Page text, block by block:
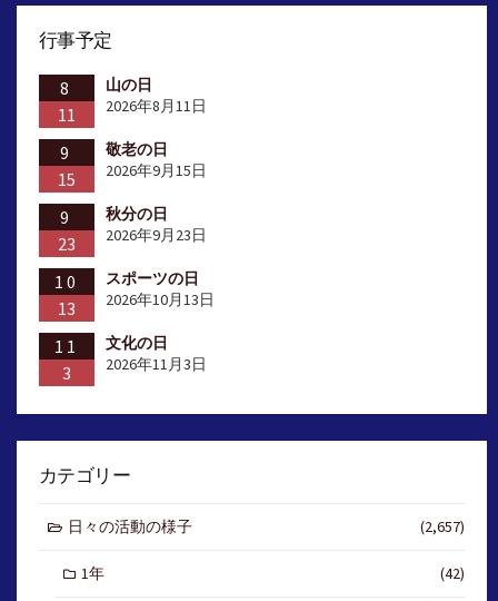
行事予定
8
11
山の日
2026年8月11日
9
15
敬老の日
2026年9月15日
9
23
秋分の日
2026年9月23日
10
13
スポーツの日
2026年10月13日
11
3
文化の日
2026年11月3日
カテゴリー
日々の活動の様子 (2,657)
1年 (42)